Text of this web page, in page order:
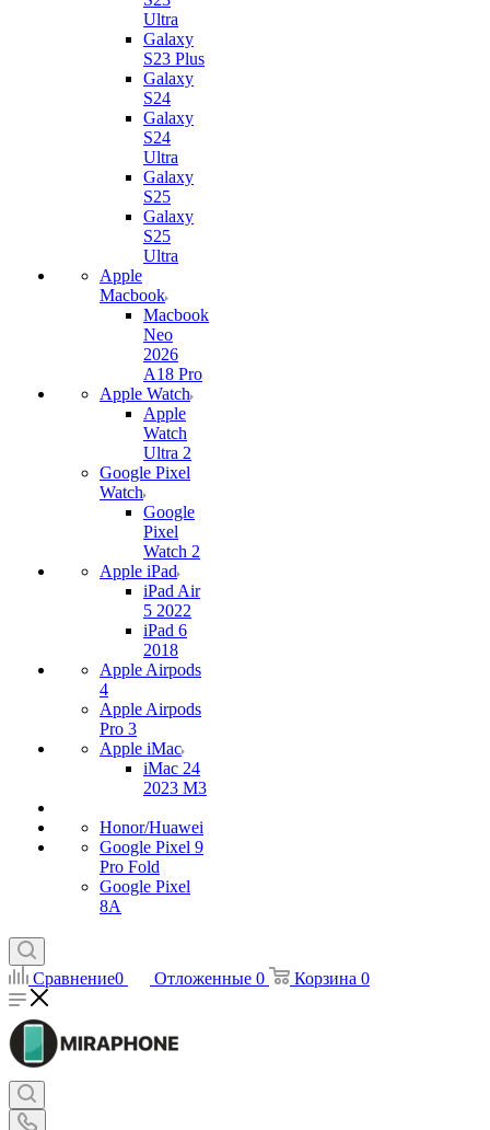
Ultra
Galaxy
S23 Plus
Galaxy
S24
Galaxy
S24
Ultra
Galaxy
S25
Galaxy
S25
Ultra
Apple
Macbook
Macbook
Neo
2026
A18 Pro
Apple Watch
Apple
Watch
Ultra 2
Google Pixel
Watch
Google
Pixel
Watch 2
Apple iPad
iPad Air
5 2022
iPad 6
2018
Apple Airpods
4
Apple Airpods
Pro 3
Apple iMac
iMac 24
2023 M3
Honor/Huawei
Google Pixel 9
Pro Fold
Google Pixel
8A
Сравнение0 Отложенные 0 Корзина 0